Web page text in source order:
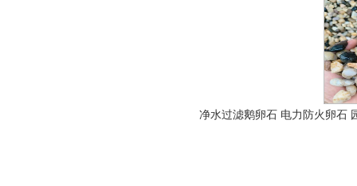
净水过滤鹅卵石 电力防火卵石